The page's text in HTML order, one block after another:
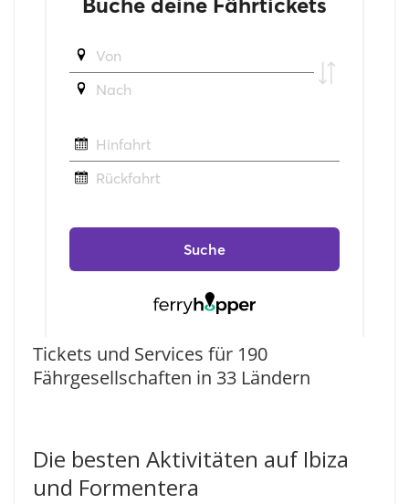
Tickets und Services für 190
Fährgesellschaften in 33 Ländern
Die besten Aktivitäten auf Ibiza
und Formentera